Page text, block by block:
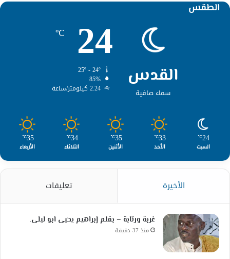
الطقس
القدس
سماء صافية
24
℃
85%
2.24 كيلومتر/ساعة
24
℃
السبت
33
℃
الأحد
35
℃
الأثنين
34
℃
الثلاثاء
35
℃
الأربعاء
الأخيرة تعليقات
غربة ورتابة – بقلم إبراهيم يحيى ابو ليلى.
منذ 37 دقيقة